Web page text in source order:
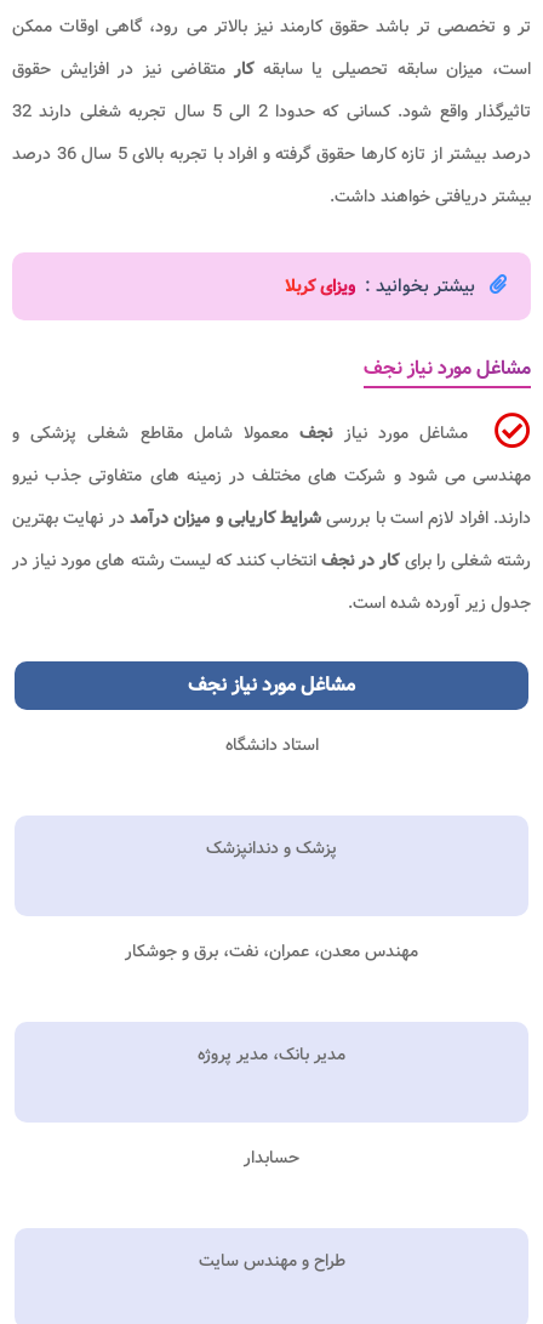
تر و تخصصی تر باشد حقوق کارمند نیز بالاتر می رود، گاهی اوقات ممکن
است، میزان سابقه تحصیلی یا سابقهکارمتقاضی نیز در افزایش حقوق
تاثیرگذار واقع شود. کسانی که حدودا 2 الی 5 سال تجربه شغلی دارند 32
درصد بیشتر از تازه کارها حقوق گرفته و افراد با تجربه بالای 5 سال 36 درصد
بیشتر دریافتی خواهند داشت.
بیشتر بخوانید : ویزای کربلا
مشاغل مورد نیاز نجف
مشاغل مورد نیازنجف معمولا شامل مقاطع شغلی پزشکی و
مهندسی می شود و شرکت های مختلف در زمینه های متفاوتی جذب نیرو
دارند. افراد لازم است با بررسیشرایط کاریابی و میزان درآمددر نهایت بهترین
رشته شغلی را برایکار در نجفانتخاب کنند که لیست رشته های مورد نیاز در
جدول زیر آورده شده است.
مشاغل مورد نیاز نجف
استاد دانشگاه
پزشک و دندانپزشک
مهندس معدن، عمران، نفت، برق و جوشکار
مدیر بانک، مدیر پروژه
حسابدار
طراح و مهندس سایت